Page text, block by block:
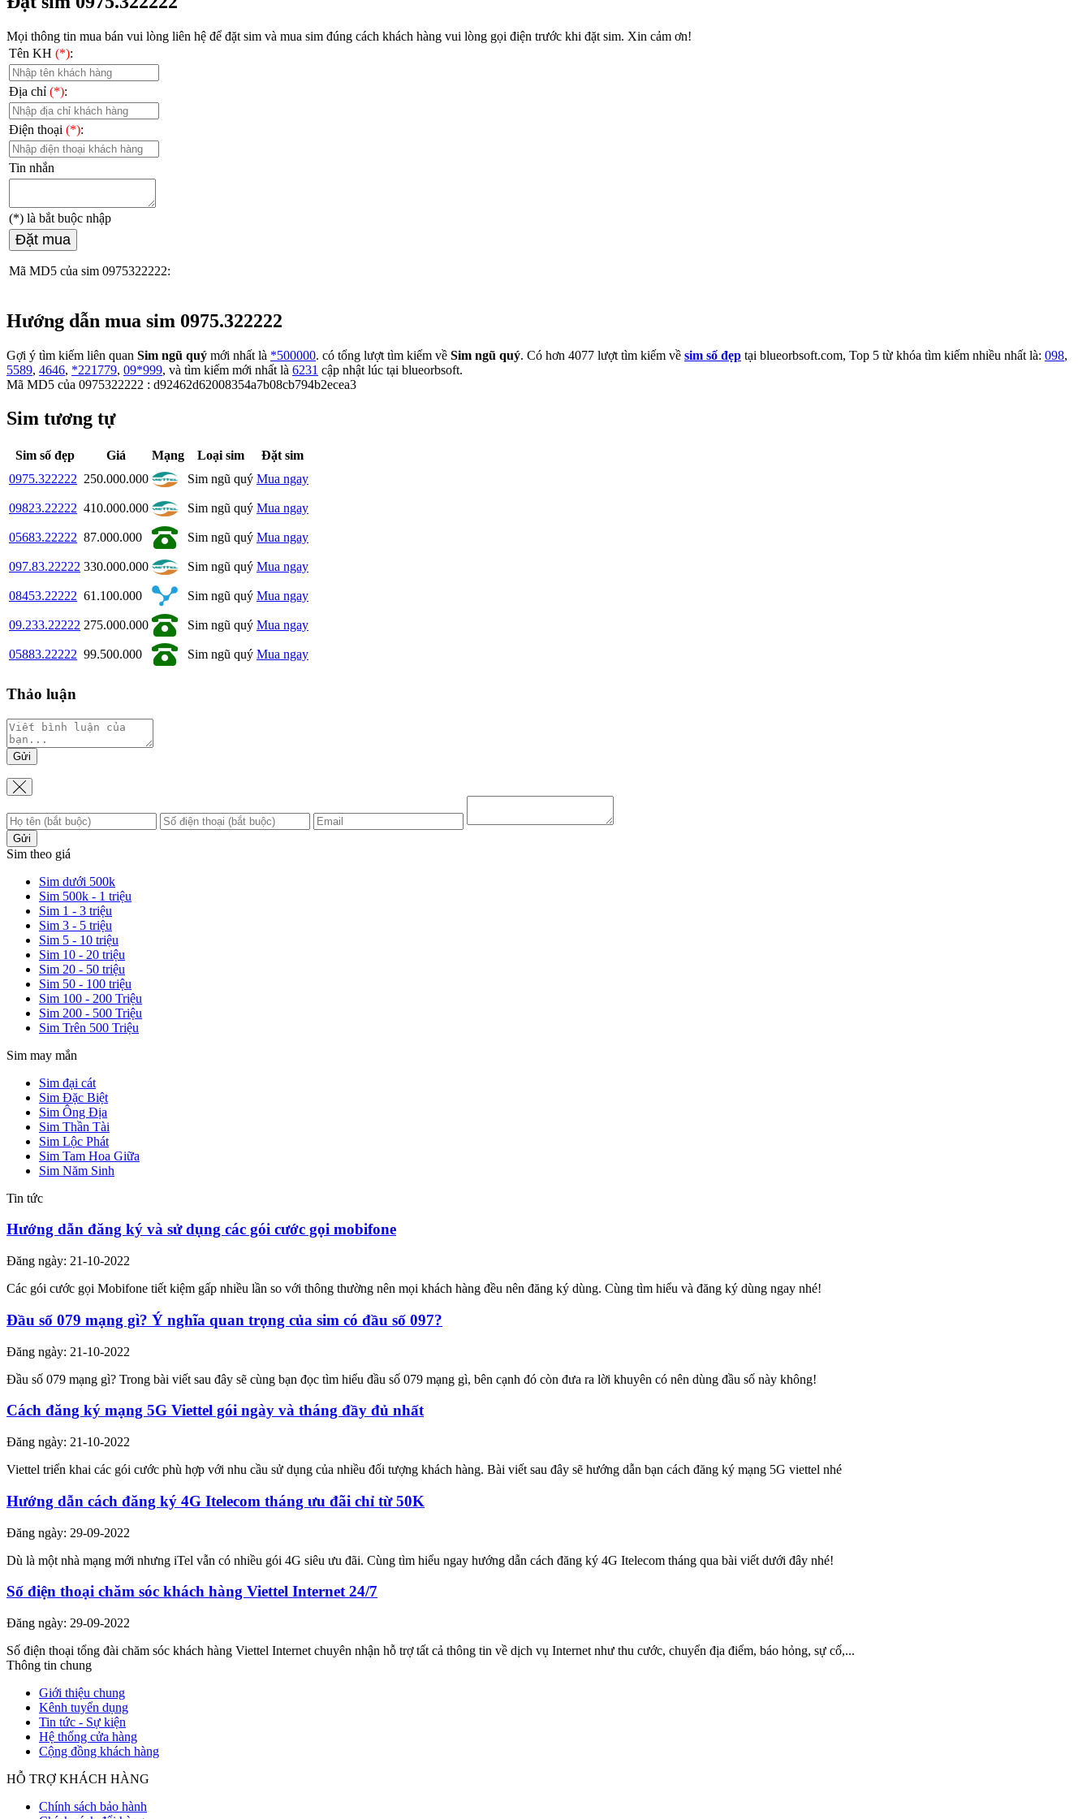
Mọi thông tin mua bán vui lòng liên hệ để đặt sim và mua sim đúng cách khách hàng vui lòng gọi điện trước khi đặt sim. Xin cảm ơn!
Tên KH (*):
Địa chỉ (*):
Điện thoại (*):
Tin nhắn
(*) là bắt buộc nhập
Đặt mua
Mã MD5 của sim 0975322222:
Hướng dẫn mua sim 0975.322222
Gợi ý tìm kiếm liên quan Sim ngũ quý mới nhất là *500000. có tổng lượt tìm kiếm về Sim ngũ quý. Có hơn 4077 lượt tìm kiếm về sim số đẹp tại blueorbsoft.com, Top 5 từ khóa tìm kiếm nhiều nhất là: 098,
5589, 4646, *221779, 09*999, và tìm kiếm mới nhất là 6231 cập nhật lúc tại blueorbsoft.
Mã MD5 của 0975322222 : d92462d62008354a7b08cb794b2ecea3
Sim tương tự
Sim số đẹp Giá Mạng Loại sim
Đặt sim
0975.322222 250.000.000 Sim ngũ quý Mua ngay
09823.22222 410.000.000 Sim ngũ quý Mua ngay
05683.22222 87.000.000 Sim ngũ quý Mua ngay
097.83.22222 330.000.000 Sim ngũ quý Mua ngay
08453.22222 61.100.000 Sim ngũ quý Mua ngay
09.233.22222 275.000.000 Sim ngũ quý Mua ngay
05883.22222 99.500.000 Sim ngũ quý Mua ngay
Thảo luận
Gửi
Gửi
Sim theo giá
Sim dưới 500k
Sim 500k - 1 triệu
Sim 1 - 3 triệu
Sim 3 - 5 triệu
Sim 5 - 10 triệu
Sim 10 - 20 triệu
Sim 20 - 50 triệu
Sim 50 - 100 triệu
Sim 100 - 200 Triệu
Sim 200 - 500 Triệu
Sim Trên 500 Triệu
Sim may mắn
Sim đại cát
Sim Đặc Biệt
Sim Ông Địa
Sim Thần Tài
Sim Lộc Phát
Sim Tam Hoa Giữa
Sim Năm Sinh
Tin tức
Hướng dẫn đăng ký và sử dụng các gói cước gọi mobifone
Đăng ngày: 21-10-2022
Các gói cước gọi Mobifone tiết kiệm gấp nhiều lần so với thông thường nên mọi khách hàng đều nên đăng ký dùng. Cùng tìm hiểu và đăng ký dùng ngay nhé!
Đầu số 079 mạng gì? Ý nghĩa quan trọng của sim có đầu số 097?
Đăng ngày: 21-10-2022
Đầu số 079 mạng gì? Trong bài viết sau đây sẽ cùng bạn đọc tìm hiểu đầu số 079 mạng gì, bên cạnh đó còn đưa ra lời khuyên có nên dùng đầu số này không!
Cách đăng ký mạng 5G Viettel gói ngày và tháng đầy đủ nhất
Đăng ngày: 21-10-2022
Viettel triển khai các gói cước phù hợp với nhu cầu sử dụng của nhiều đối tượng khách hàng. Bài viết sau đây sẽ hướng dẫn bạn cách đăng ký mạng 5G viettel nhé
Hướng dẫn cách đăng ký 4G Itelecom tháng ưu đãi chỉ từ 50K
Đăng ngày: 29-09-2022
Dù là một nhà mạng mới nhưng iTel vẫn có nhiều gói 4G siêu ưu đãi. Cùng tìm hiểu ngay hướng dẫn cách đăng ký 4G Itelecom tháng qua bài viết dưới đây nhé!
Số điện thoại chăm sóc khách hàng Viettel Internet 24/7
Đăng ngày: 29-09-2022
Số điện thoại tổng đài chăm sóc khách hàng Viettel Internet chuyên nhận hỗ trợ tất cả thông tin về dịch vụ Internet như thu cước, chuyển địa điểm, báo hỏng, sự cố,...
Thông tin chung
Giới thiệu chung
Kênh tuyển dụng
Tin tức - Sự kiện
Hệ thống cửa hàng
Cộng đồng khách hàng
HỖ TRỢ KHÁCH HÀNG
Chính sách bảo hành